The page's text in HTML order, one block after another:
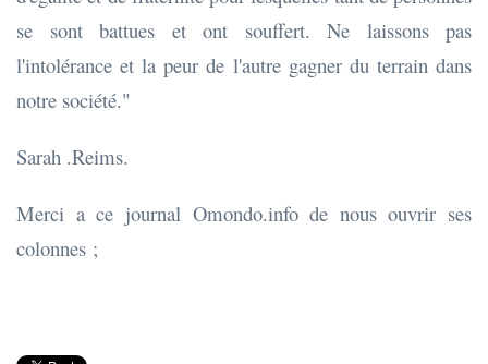
se sont battues et ont souffert. Ne laissons pas
l'intolérance et la peur de l'autre gagner du terrain dans
notre société."
Sarah .Reims.
Merci a ce journal Omondo.info de nous ouvrir ses
colonnes ;